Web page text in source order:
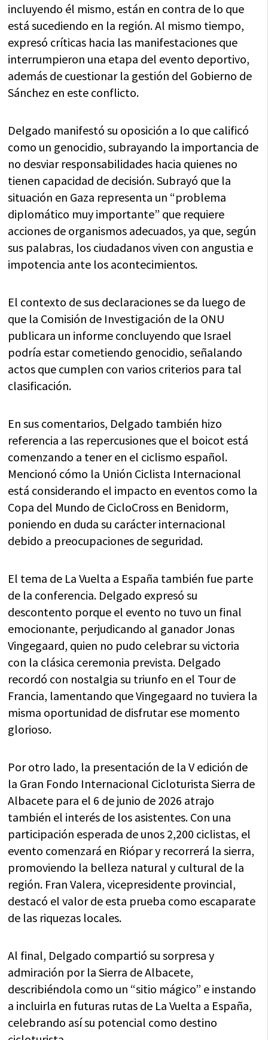
incluyendo él mismo, están en contra de lo que
está sucediendo en la región. Al mismo tiempo,
expresó críticas hacia las manifestaciones que
interrumpieron una etapa del evento deportivo,
además de cuestionar la gestión del Gobierno de
Sánchez en este conflicto.
Delgado manifestó su oposición a lo que calificó
como un genocidio, subrayando la importancia de
no desviar responsabilidades hacia quienes no
tienen capacidad de decisión. Subrayó que la
situación en Gaza representa un “problema
diplomático muy importante” que requiere
acciones de organismos adecuados, ya que, según
sus palabras, los ciudadanos viven con angustia e
impotencia ante los acontecimientos.
El contexto de sus declaraciones se da luego de
que la Comisión de Investigación de la ONU
publicara un informe concluyendo que Israel
podría estar cometiendo genocidio, señalando
actos que cumplen con varios criterios para tal
clasificación.
En sus comentarios, Delgado también hizo
referencia a las repercusiones que el boicot está
comenzando a tener en el ciclismo español.
Mencionó cómo la Unión Ciclista Internacional
está considerando el impacto en eventos como la
Copa del Mundo de CicloCross en Benidorm,
poniendo en duda su carácter internacional
debido a preocupaciones de seguridad.
El tema de La Vuelta a España también fue parte
de la conferencia. Delgado expresó su
descontento porque el evento no tuvo un final
emocionante, perjudicando al ganador Jonas
Vingegaard, quien no pudo celebrar su victoria
con la clásica ceremonia prevista. Delgado
recordó con nostalgia su triunfo en el Tour de
Francia, lamentando que Vingegaard no tuviera la
misma oportunidad de disfrutar ese momento
glorioso.
Por otro lado, la presentación de la V edición de
la Gran Fondo Internacional Cicloturista Sierra de
Albacete para el 6 de junio de 2026 atrajo
también el interés de los asistentes. Con una
participación esperada de unos 2,200 ciclistas, el
evento comenzará en Riópar y recorrerá la sierra,
promoviendo la belleza natural y cultural de la
región. Fran Valera, vicepresidente provincial,
destacó el valor de esta prueba como escaparate
de las riquezas locales.
Al final, Delgado compartió su sorpresa y
admiración por la Sierra de Albacete,
describiéndola como un “sitio mágico” e instando
a incluirla en futuras rutas de La Vuelta a España,
celebrando así su potencial como destino